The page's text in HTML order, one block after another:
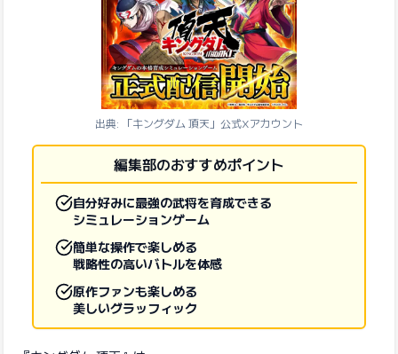
出典: 「キングダム 頂天」公式Xアカウント
編集部のおすすめポイント
自分好みに最強の武将を育成できる
シミュレーションゲーム
簡単な操作で楽しめる
戦略性の高いバトルを体感
原作ファンも楽しめる
美しいグラッフィック